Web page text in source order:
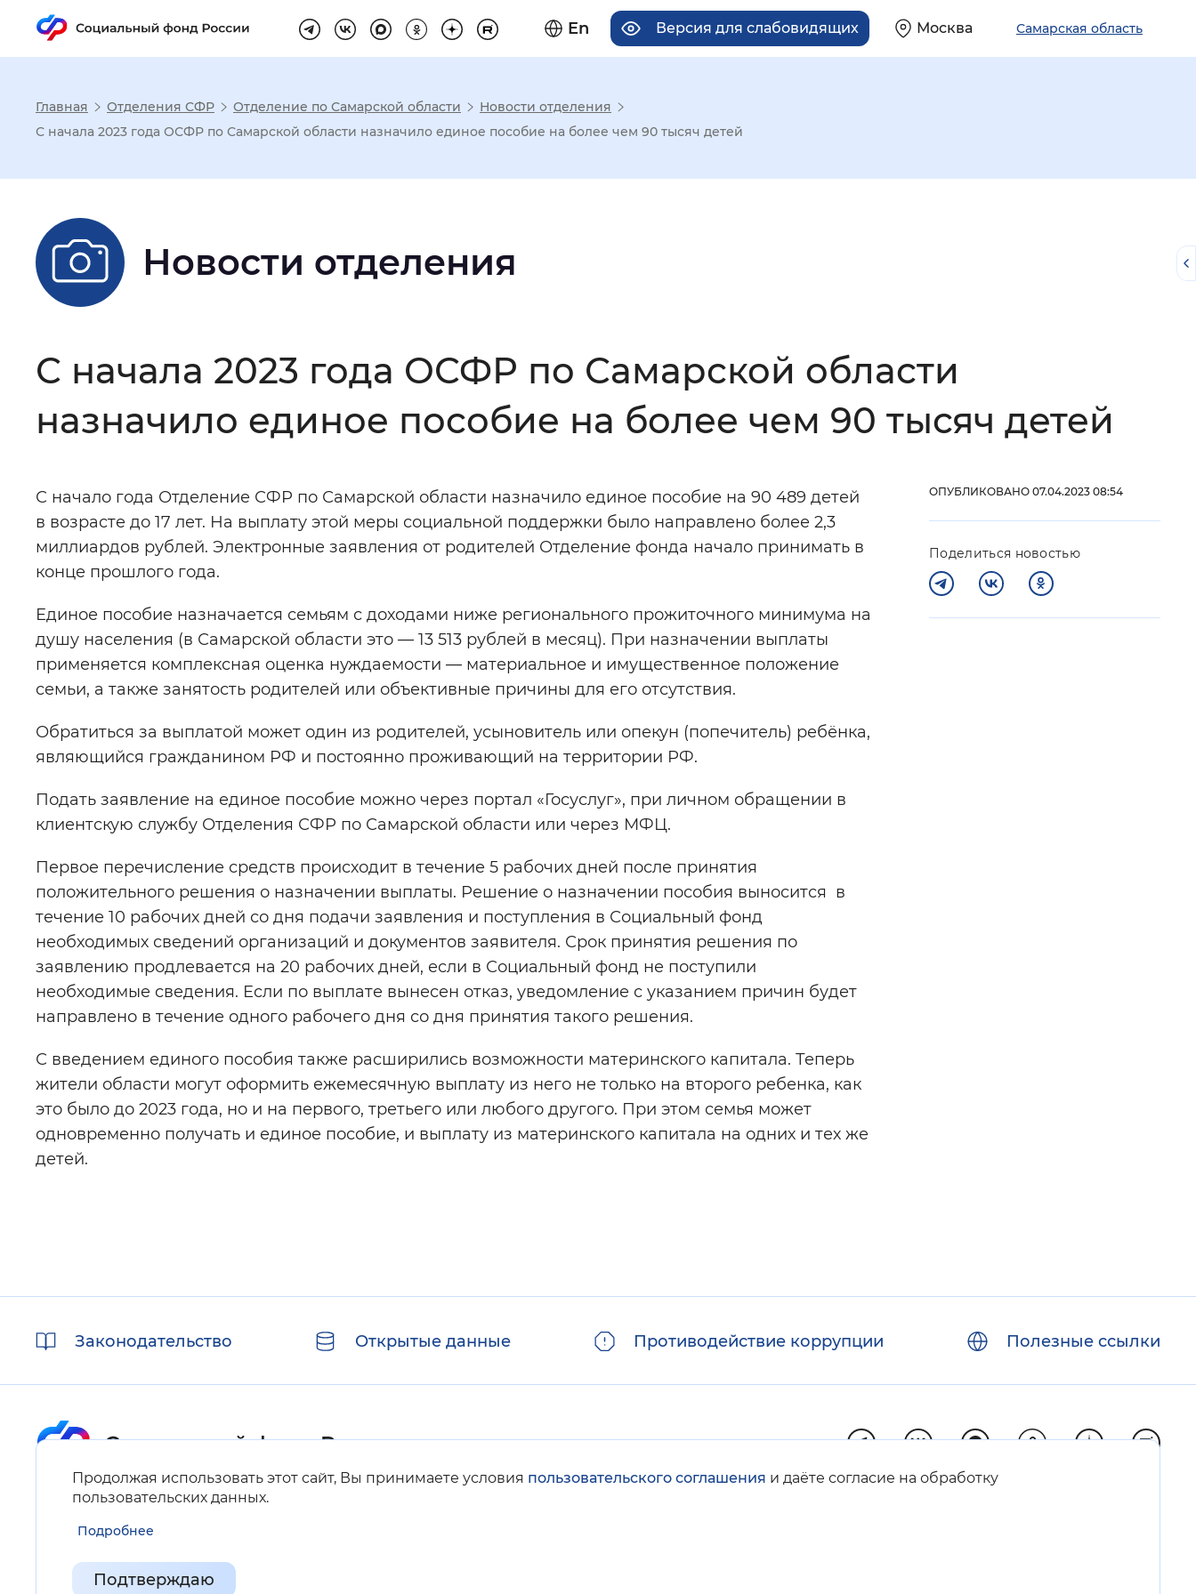
En Версия для слабовидящих Москва Самарская область
Настройка режима отображения
Шрифт: Без засечек С засечками
Большой
Цвет сайта: Монохромный Инверсивный монохромный Синий фон
Изображения: Включены Выключены
Звуковой ассистент
Вернуть стандартные настройки
Главная Отделения СФР Отделение по Самарской области
Новости отделения
С начала 2023 года ОСФР по Самарской области назначило единое пособие на более чем 90 тысяч детей
Новости отделения
С начала 2023 года ОСФР по Самарской области
назначило единое пособие на более чем 90 тысяч детей
С начало года Отделение СФР по Самарской области назначило единое пособие на 90 489 детей
в возрасте до 17 лет. На выплату этой меры социальной поддержки было направлено более 2,3
миллиардов рублей. Электронные заявления от родителей Отделение фонда начало принимать в
конце прошлого года.
Единое пособие назначается семьям с доходами ниже регионального прожиточного минимума на
душу населения (в Самарской области это — 13 513 рублей в месяц). При назначении выплаты
применяется комплексная оценка нуждаемости — материальное и имущественное положение
семьи, а также занятость родителей или объективные причины для его отсутствия.
Обратиться за выплатой может один из родителей, усыновитель или опекун (попечитель) ребёнка,
являющийся гражданином РФ и постоянно проживающий на территории РФ.
Подать заявление на единое пособие можно через портал «Госуслуг», при личном обращении в
клиентскую службу Отделения СФР по Самарской области или через МФЦ.
Первое перечисление средств происходит в течение 5 рабочих дней после принятия
положительного решения о назначении выплаты. Решение о назначении пособия выносится в
течение 10 рабочих дней со дня подачи заявления и поступления в Социальный фонд
необходимых сведений организаций и документов заявителя. Срок принятия решения по
заявлению продлевается на 20 рабочих дней, если в Социальный фонд не поступили
необходимые сведения. Если по выплате вынесен отказ, уведомление с указанием причин будет
направлено в течение одного рабочего дня со дня принятия такого решения.
С введением единого пособия также расширились возможности материнского капитала. Теперь
жители области могут оформить ежемесячную выплату из него не только на второго ребенка, как
это было до 2023 года, но и на первого, третьего или любого другого. При этом семья может
одновременно получать и единое пособие, и выплату из материнского капитала на одних и тех же
детей.
ОПУБЛИКОВАНО 07.04.2023 08:54
Поделиться новостью
Продолжая использовать этот сайт, Вы принимаете условия пользовательского соглашения и даёте согласие на обработку
пользовательских данных.
Подробнее
Подтверждаю
ссылкиЗаконодательство Открытые данные Противодействие коррупции Полезные ссылки
Карта сайта
Нашли ошибку на сайте?